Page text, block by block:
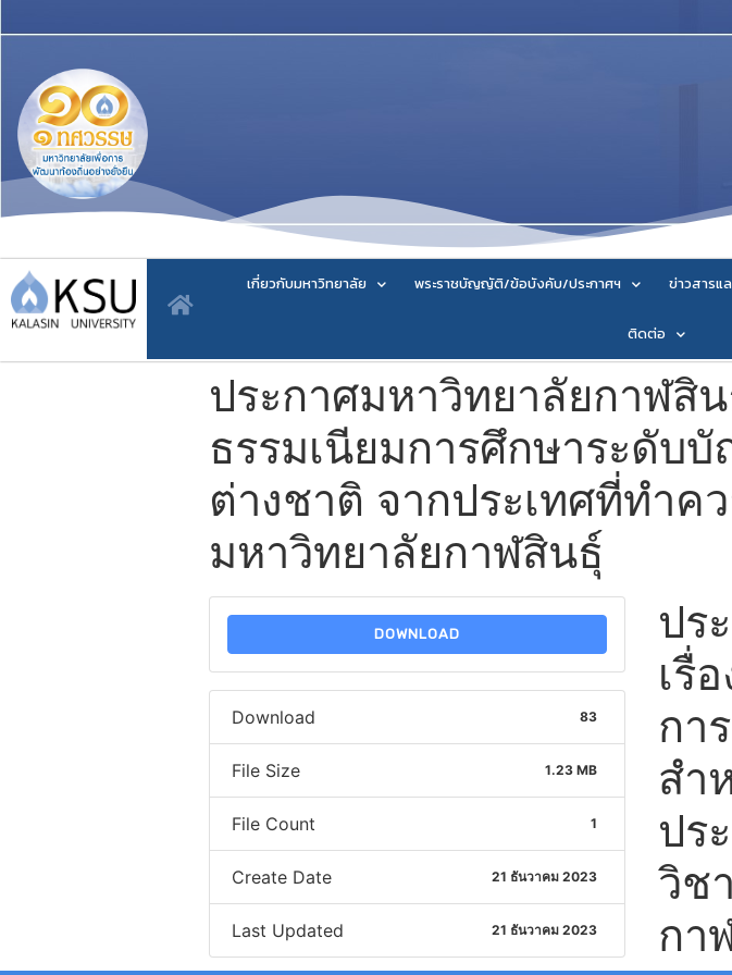
เกี่ยวกับมหาวิทยาลัย พระราชบัญญัติ/ข้อบังคับ/ประกาศฯ ข่าวสารแ
ติดต่อ
ประกาศมหาวิทยาลัยกาฬสิน
ธรรมเนียมการศึกษาระดั
ต่างชาติ จากประเทศที่ทำค
มหาวิทยาลัยกาฬสินธุ์
DOWNLOAD
Download 83
File Size 1.23 MB
File Count 1
Create Date 21 ธันวาคม 2023
Last Updated 21 ธันวาคม 2023
ปร
เรื่
กา
สำ
ปร
วิช
กา